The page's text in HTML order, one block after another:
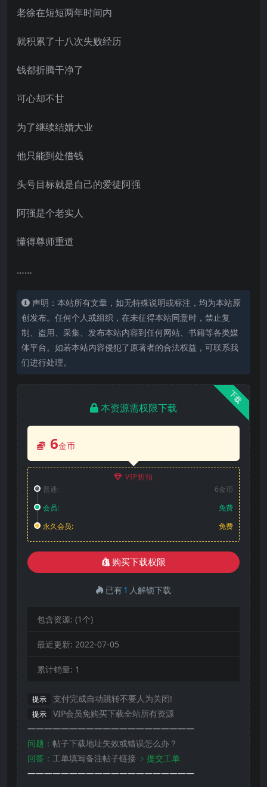
老徐在短短两年时间内
就积累了十八次失败经历
钱都折腾干净了
可心却不甘
为了继续结婚大业
他只能到处借钱
头号目标就是自己的爱徒阿强
阿强是个老实人
懂得尊师重道
……
声明：本站所有文章，如无特殊说明或标注，均为本站原
创发布。任何个人或组织，在未征得本站同意时，禁止复
制、盗用、采集、发布本站内容到任何网站、书籍等各类媒
体平台。如若本站内容侵犯了原著者的合法权益，可联系我
们进行处理。
下载
本资源需权限下载
6金币
VIP折扣
普通:
6金币
会员:
免费
永久会员:
免费
购买下载权限
已有1 人解锁下载
包含资源: (1个)
最近更新: 2022-07-05
累计销量: 1
提示 支付完成自动跳转不要人为关闭!
提示
VIP会员免购买下载全站所有资源
————————————————————
问题： 帖子下载地址失效或错误怎么办？
回答： 工单填写备注帖子链接 ﹥提交工单
————————————————————